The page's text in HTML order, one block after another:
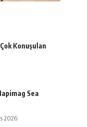
Konuşulan
Sea
2026